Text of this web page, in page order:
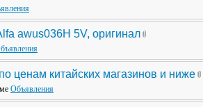
awus036H 5V, оригинал
ценам китайских магазинов и ниже
Объявления